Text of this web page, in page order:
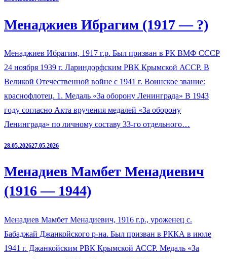
Менаджиев Ибрагим (1917 — ?)
Менаджиев Ибрагим, 1917 г.р. Был призван в РК ВМФ СССР
24 ноября 1939 г. Лариндорфским РВК Крымской АССР. В
Великой Отечественной войне с 1941 г. Воинское звание:
краснофлотец. 1. Медаль «За оборону Ленинграда» В 1943
году согласно Акта вручения медалей «За оборону
Ленинграда» по личному составу 33-го отдельного…
28.05.202627.05.2026
Менадиев Мамбет Менадиевич
(1916 — 1944)
Менадиев Мамбет Менадиевич, 1916 г.р., уроженец с.
Бабаджай Джанкойского р-на. Был призван в РККА в июле
1941 г. Джанкойским РВК Крымской АССР. Медаль «За